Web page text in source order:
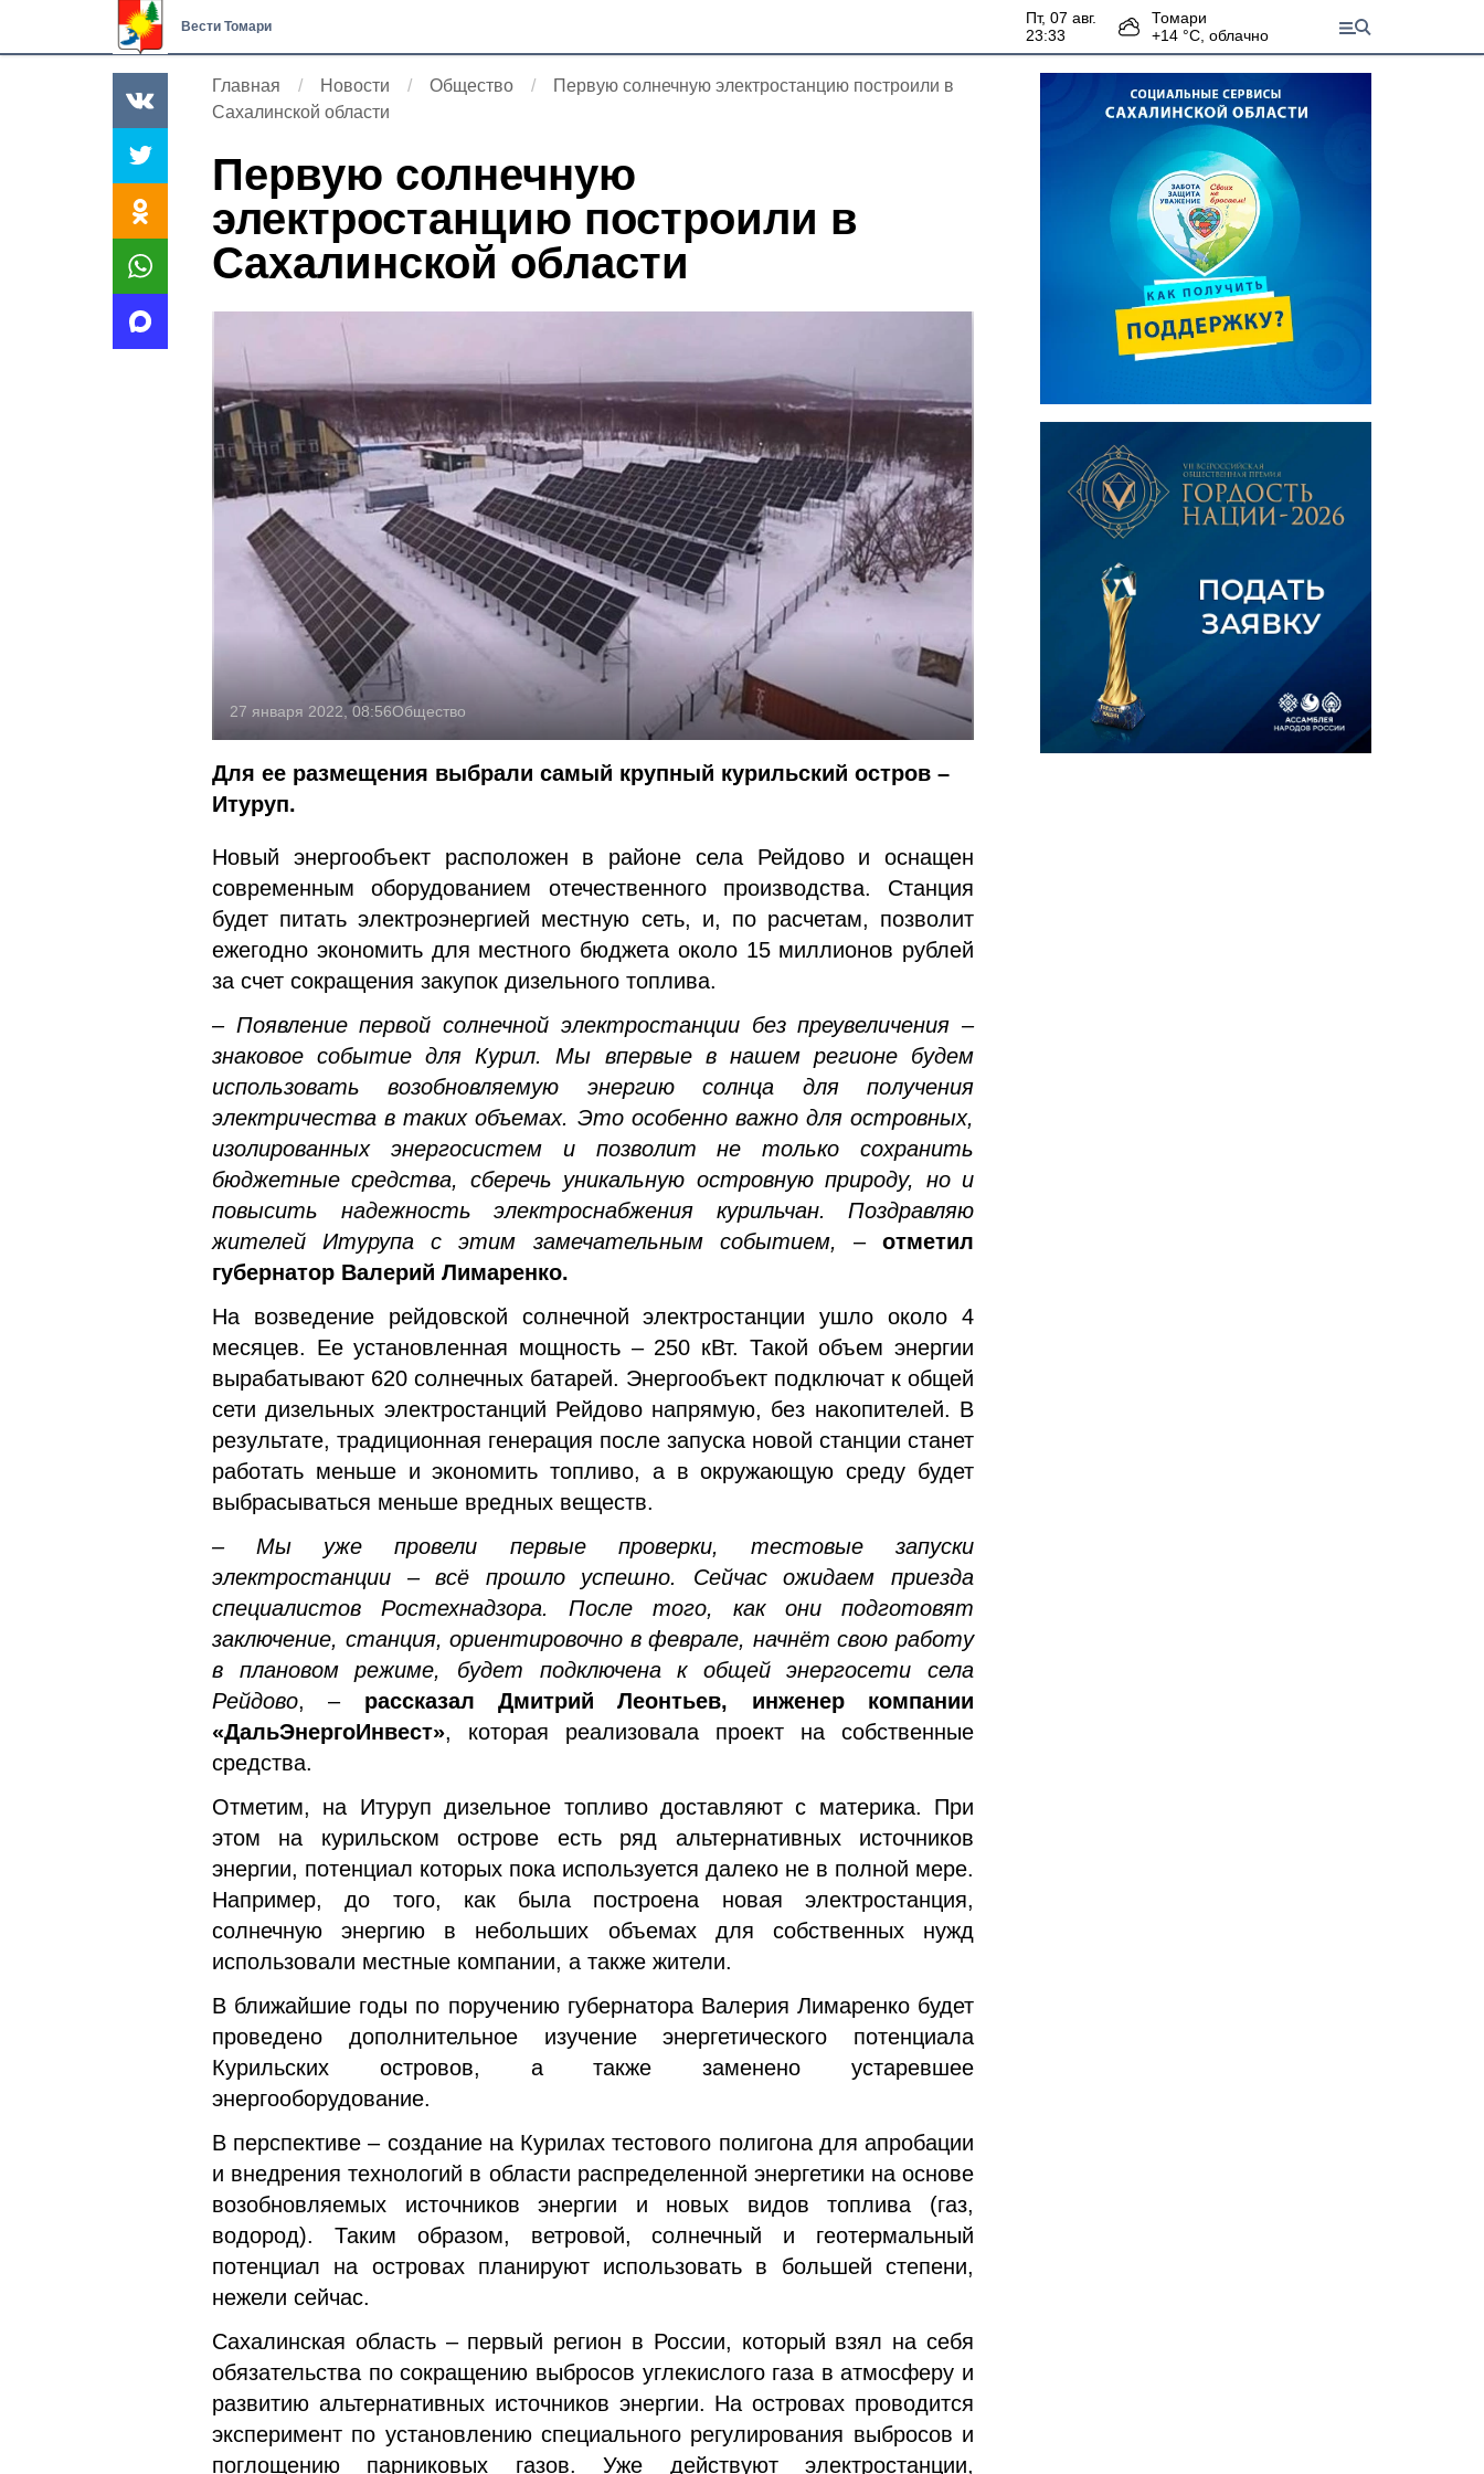
Вести Томари
пт, 07 авг.
23:33
Томари
+14 °С, облачно
Главная Новости Общество
Первую солнечную электростанцию построили в
Сахалинской области
Первую солнечную
электростанцию построили в
Сахалинской области
27 января 2022, 08:56Общество
Для ее размещения выбрали самый крупный курильский остров –
Итуруп.
Новый энергообъект расположен в районе села Рейдово и оснащен
современным оборудованием отечественного производства. Станция
будет питать электроэнергией местную сеть, и, по расчетам, позволит
ежегодно экономить для местного бюджета около 15 миллионов рублей
за счет сокращения закупок дизельного топлива.
– Появление первой солнечной электростанции без преувеличения –
знаковое событие для Курил. Мы впервые в нашем регионе будем
использовать возобновляемую энергию солнца для получения
электричества в таких объемах. Это особенно важно для островных,
изолированных энергосистем и позволит не только сохранить
бюджетные средства, сберечь уникальную островную природу, но и
повысить надежность электроснабжения курильчан. Поздравляю
жителей Итурупа с этим замечательным событием, –отметил
губернатор Валерий Лимаренко.
На возведение рейдовской солнечной электростанции ушло около 4
месяцев. Ее установленная мощность – 250 кВт. Такой объем энергии
вырабатывают 620 солнечных батарей. Энергообъект подключат к общей
сети дизельных электростанций Рейдово напрямую, без накопителей. В
результате, традиционная генерация после запуска новой станции станет
работать меньше и экономить топливо, а в окружающую среду будет
выбрасываться меньше вредных веществ.
– Мы уже провели первые проверки, тестовые запуски
электростанции – всё прошло успешно. Сейчас ожидаем приезда
специалистов Ростехнадзора. После того, как они подготовят
заключение, станция, ориентировочно в феврале, начнёт свою работу
в плановом режиме, будет подключена к общей энергосети села
Рейдово, – рассказал Дмитрий Леонтьев, инженер компании
«ДальЭнергоИнвест», которая реализовала проект на собственные
средства.
Отметим, на Итуруп дизельное топливо доставляют с материка. При
этом на курильском острове есть ряд альтернативных источников
энергии, потенциал которых пока используется далеко не в полной мере.
Например, до того, как была построена новая электростанция,
солнечную энергию в небольших объемах для собственных нужд
использовали местные компании, а также жители.
В ближайшие годы по поручению губернатора Валерия Лимаренко будет
проведено дополнительное изучение энергетического потенциала
Курильских островов, а также заменено устаревшее
энергооборудование.
В перспективе – создание на Курилах тестового полигона для апробации
и внедрения технологий в области распределенной энергетики на основе
возобновляемых источников энергии и новых видов топлива (газ,
водород). Таким образом, ветровой, солнечный и геотермальный
потенциал на островах планируют использовать в большей степени,
нежели сейчас.
Сахалинская область – первый регион в России, который взял на себя
обязательства по сокращению выбросов углекислого газа в атмосферу и
развитию альтернативных источников энергии. На островах проводится
эксперимент по установлению специального регулирования выбросов и
поглощению парниковых газов. Уже действуют электростанции,